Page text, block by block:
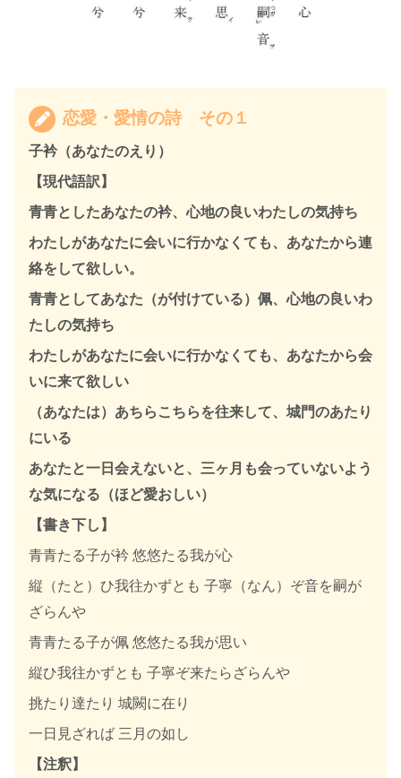
恋愛・愛情の詩 その１
子衿（あなたのえり）
【現代語訳】
青青としたあなたの衿、心地の良いわたしの気持ち
わたしがあなたに会いに行かなくても、あなたから連
絡をして欲しい。
青青としてあなた（が付けている）佩、心地の良いわ
たしの気持ち
わたしがあなたに会いに行かなくても、あなたから会
いに来て欲しい
（あなたは）あちらこちらを往来して、城門のあたり
にいる
あなたと一日会えないと、三ヶ月も会っていないよう
な気になる（ほど愛おしい）
【書き下し】
青青たる子が衿 悠悠たる我が心
縦（たと）ひ我往かずとも 子寧（なん）ぞ音を嗣が
ざらんや
青青たる子が佩 悠悠たる我が思い
縦ひ我往かずとも 子寧ぞ来たらざらんや
挑たり達たり 城闕に在り
一日見ざれば 三月の如し
【注釈】